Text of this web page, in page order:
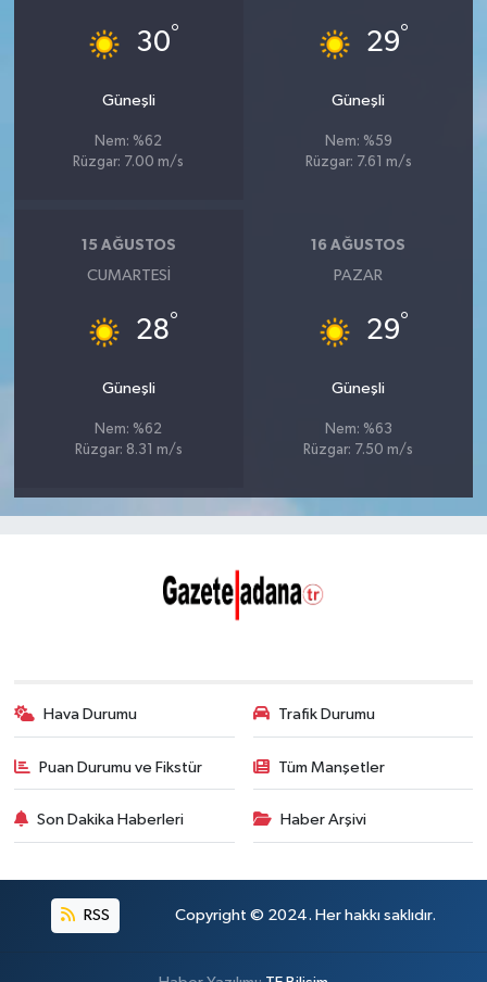
30°
Güneşli
Nem: %62
Rüzgar: 7.00 m/s
29°
Güneşli
Nem: %59
Rüzgar: 7.61 m/s
15 AĞUSTOS
CUMARTESI
28°
Güneşli
Nem: %62
Rüzgar: 8.31 m/s
16 AĞUSTOS
PAZAR
29°
Güneşli
Nem: %63
Rüzgar: 7.50 m/s
Hava Durumu Trafik Durumu
Puan Durumu ve Fikstür Tüm Manşetler
Son Dakika Haberleri Haber Arşivi
RSS Copyright © 2024. Her hakkı saklıdır.